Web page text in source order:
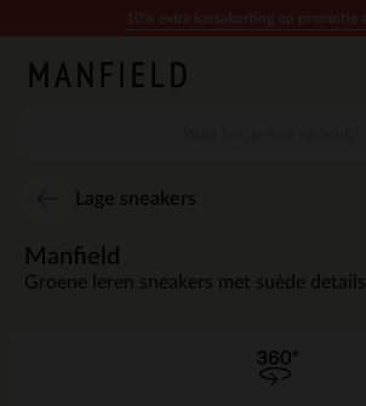
Lage sneakers
Manfield
Groene leren sneakers met suède details